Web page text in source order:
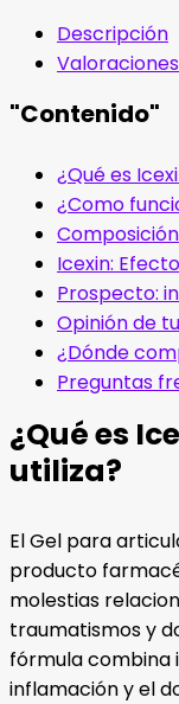
Descripción
"Contenido"
¿Qué es
¿Como
Composición
Icexin:
Prospecto:
Opinión de
¿Dónde
Preguntas
¿Qué es
utiliza?
El Gel para
producto
molestias
traumatismos y
fórmula combina
inflamación y el